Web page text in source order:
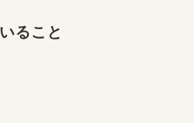
ること